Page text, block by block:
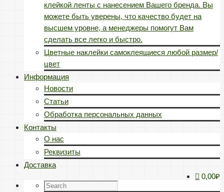
клейкой ленты с нанесением Вашего бренда. Вы
можете быть уверены, что качество будет на
высшем уровне, а менеджеры помогут Вам
сделать все легко и быстро.
Цветные наклейки самоклеящиеся любой размер/
цвет
Информация
Новости
Статьи
Обработка персональных данных
Контакты
О нас
Реквизиты
Доставка
0,00₽